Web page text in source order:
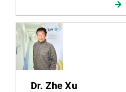
Dr. Zhe Xu